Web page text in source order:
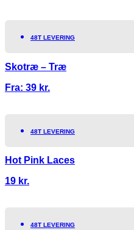
48T LEVERING
Skotræ – Træ
Fra: 39 kr.
48T LEVERING
Hot Pink Laces
19 kr.
48T LEVERING